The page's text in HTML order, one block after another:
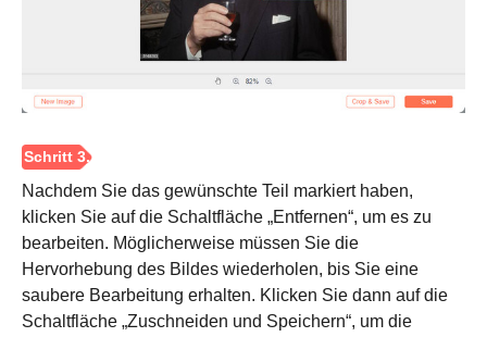
Schritt 2.
Nachdem Sie das gewünschte Teil markiert haben,
klicken Sie auf die Schaltfläche „Entfernen“, um es zu
bearbeiten. Möglicherweise müssen Sie die
Hervorhebung des Bildes wiederholen, bis Sie eine
saubere Bearbeitung erhalten. Klicken Sie dann auf die
Schaltfläche „Zuschneiden und Speichern“, um die